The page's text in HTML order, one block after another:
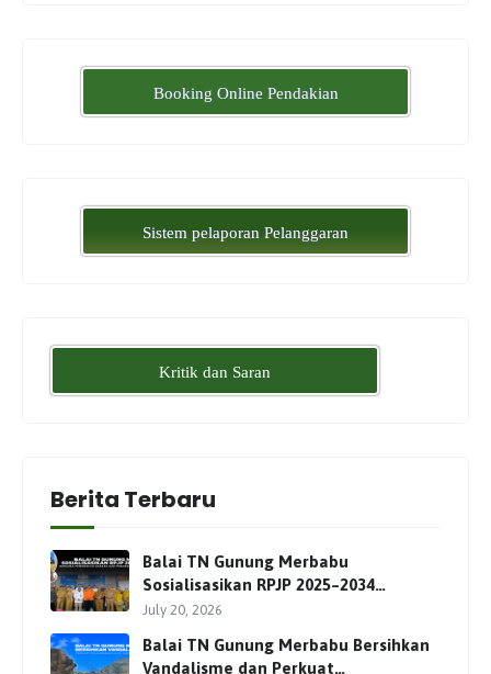
Booking Online Pendakian
Sistem pelaporan Pelanggaran
Kritik dan Saran
Berita Terbaru
Balai TN Gunung Merbabu
Sosialisasikan RPJP 2025–2034
Bersama Para Pemangku
July 20, 2026
Balai TN Gunung Merbabu Bersihkan
Vandalisme dan Perkuat